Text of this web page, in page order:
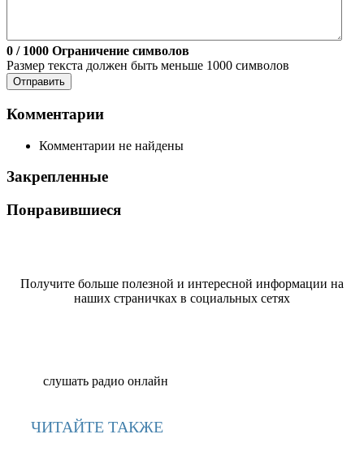
0 / 1000 Ограничение символов
Размер текста должен быть меньше 1000 символов
Отправить
Комментарии
Комментарии не найдены
Закрепленные
Понравившиеся
Получите больше полезной и интересной информации на
наших страничках в социальных сетях
слушать радио онлайн
ЧИТАЙТЕ ТАКЖЕ